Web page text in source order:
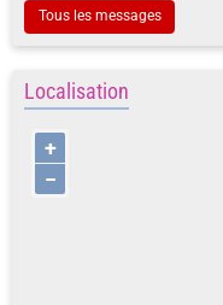
Tous les messages
Localisation
+
−